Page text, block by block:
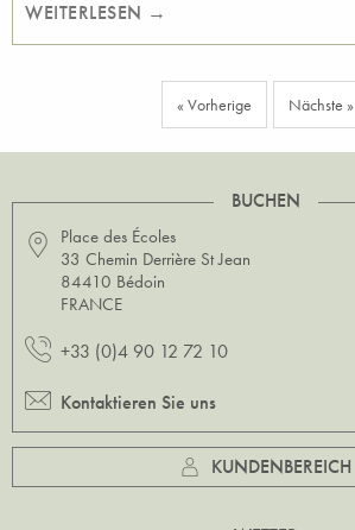
WEITERLESEN →
« Vorherige Nächste »
BUCHEN
Place des Écoles
33 Chemin Derrière St Jean
84410 Bédoin
FRANCE
+33 (0)4 90 12 72 10
Kontaktieren Sie uns
KUNDENBEREICH